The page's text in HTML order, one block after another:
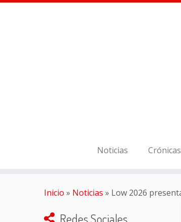
Noticias Crónicas
Inicio » Noticias » Low 2026
Redes Sociales